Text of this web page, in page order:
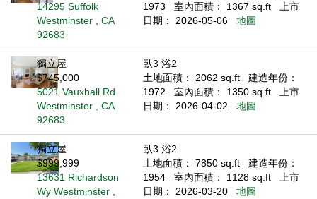
14295 Suffolk
Westminster , CA
92683
1973
室內面積： 1367 sq.ft
上市
日期： 2026-05-06
地圖
獨立屋
$745,000
5021 Vauxhall Rd
Westminster , CA
92683
臥3 浴2
土地面積： 2062 sq.ft
建造年份：
1972
室內面積： 1350 sq.ft
上市
日期： 2026-04-02
地圖
獨立屋
$999,999
13631 Richardson
Wy Westminster ,
臥3 浴2
土地面積： 7850 sq.ft
建造年份：
1954
室內面積： 1128 sq.ft
上市
日期： 2026-03-20
地圖